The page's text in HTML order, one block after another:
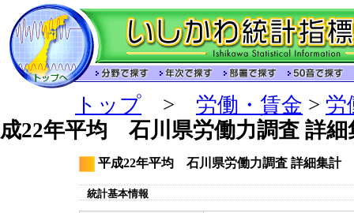
トップ > 労働・賃金 > 労
成22年平均 石川県労働力調査 詳細
平成22年平均 石川県労働力調査 詳細集計
統計基本情報